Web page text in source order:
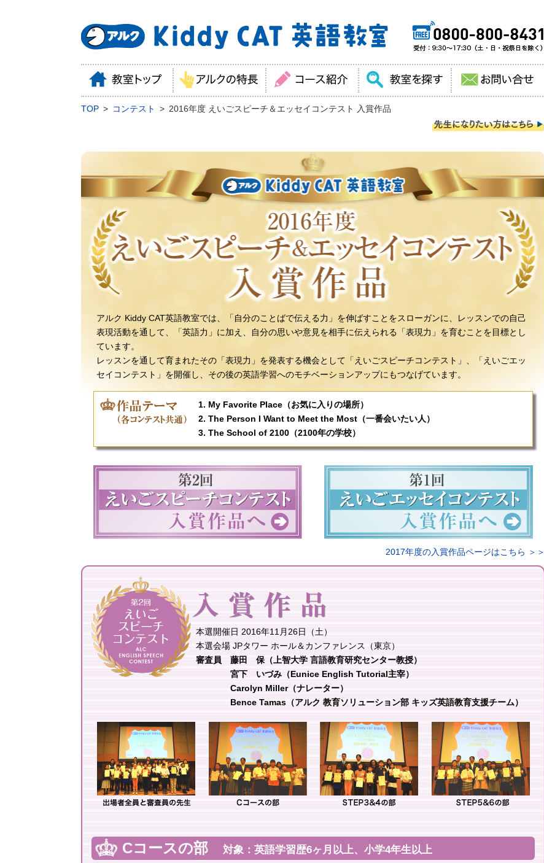
TOP コンテスト 2016年度 えいごスピーチ＆エッセイコンテスト 入賞作品
アルク Kiddy CAT英語教室では、「自分のことばで伝える力」を伸ばすことをスローガンに、レッスンでの自己
表現活動を通して、「英語力」に加え、自分の思いや意見を相手に伝えられる「表現力」を育むことを目標とし
ています。
レッスンを通して育まれたその「表現力」を発表する機会として「えいごスピーチコンテスト」、「えいごエッ
セイコンテスト」を開催し、その後の英語学習へのモチベーションアップにもつなげています。
1. My Favorite Place（お気に入りの場所）
2. The Person I Want to Meet the Most（一番会いたい人）
3. The School of 2100（2100年の学校）
2017年度の入賞作品ページはこちら ＞＞
本選開催日 2016年11月26日（土）
本選会場 JPタワー ホール＆カンファレンス（東京）
審査員 藤田 保（上智大学 言語教育研究センター教授）
宮下 いづみ（Eunice English Tutorial主宰）
Carolyn Miller（ナレーター）
Bence Tamas（アルク 教育ソリューション部 キッズ英語教育支援チーム）
Cコースの部 対象：英語学習歴6ヶ月以上、小学4年生以上